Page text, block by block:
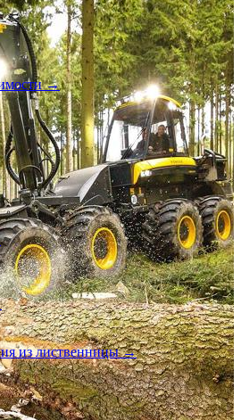
→
из лиственницы →